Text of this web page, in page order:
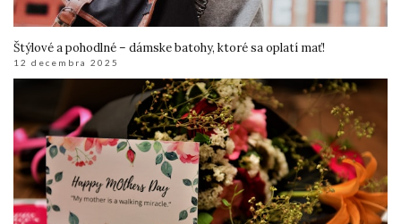
Štýlové a pohodlné – dámske batohy, ktoré sa oplatí mať!
12 decembra 2025